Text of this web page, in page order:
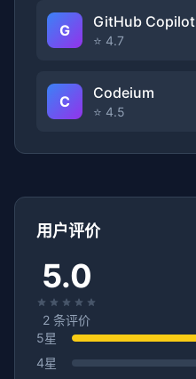
G GitHub Copilot
⭐ 4.7
C Codeium
⭐ 4.5
用户评价
5.0
2 条评价
5星
4星